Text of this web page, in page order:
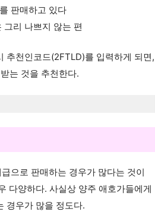
판매하고 있다
리 나쁘지 않는 편
추천인코드(2FTLD)를 입력하게 되면,
는 것을 추천한다.
으로 판매하는 경우가 많다는 것이
다양하다. 사실상 양주 애호가들에게
경우가 많을 정도다.